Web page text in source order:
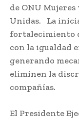
de ONU
Unidas. La
fortalecimiento
con la igualdad
generando
eliminen la
compañías.
El Presidente